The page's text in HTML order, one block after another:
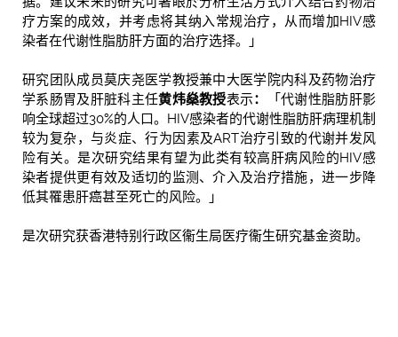
疗方案的成效，并考虑将其纳入常规治疗，从而增加HIV感
染者在代谢性脂肪肝方面的治疗选择。」
研究团队成员莫庆尧医学教授兼中大医学院内科及药物治疗
学系肠胃及肝脏科主任黄炜燊教授表示：
「代谢性脂肪肝影
响全球超过30%的人口。HIV感染者的代谢性脂肪肝病理机制
较为复杂，与炎症、行为因素及ART治疗引致的代谢并发风
险有关。是次研究结果有望为此类有较高肝病风险的HIV感
染者提供更有效及适切的监测、介入及治疗措施，进一步降
低其罹患肝癌甚至死亡的风险。」
是次研究获香港特别行政区衞生局医疗衞生研究基金资助。